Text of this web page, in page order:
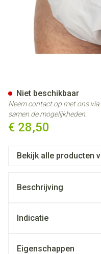
€ 28,50
Niet beschikbaar
Neem contact op met ons
samen de mogelijkheden.
Bekijk alle producten
Beschrijving
Indicatie
Eigenschappen